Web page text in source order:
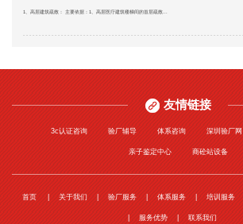
1、高层建筑疏散： 主要依据：1、高层医疗建筑楼梯间的首层疏散...
友情链接
3c认证咨询 验厂辅导 体系咨询 深圳验厂网
亲子鉴定中心 商砼站设备
首页 关于我们 验厂服务 体系服务 培训服务
服务优势 联系我们